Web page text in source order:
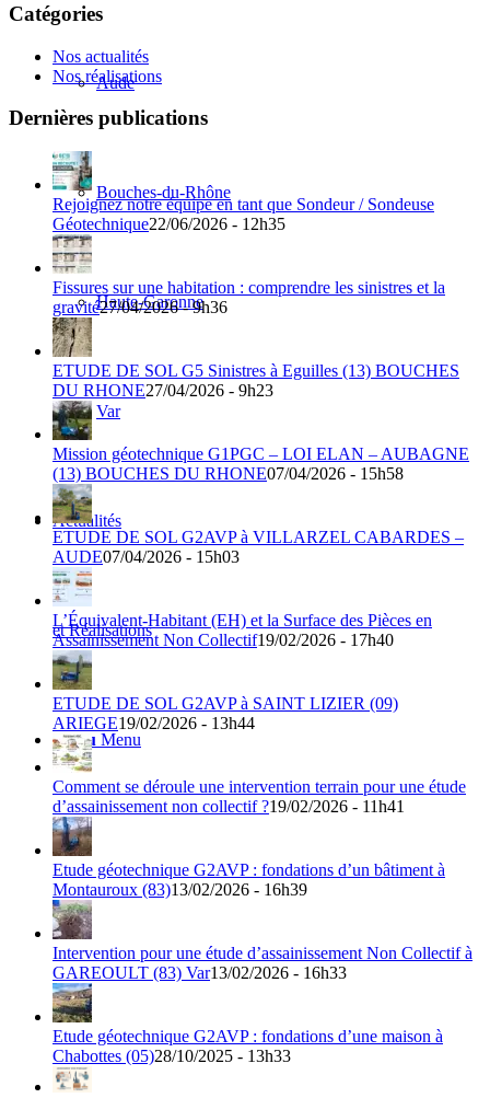
Aude
Bouches-du-Rhône
Haute-Garonne
Var
Actualités
et Réalisations
Menu Menu
Catégories
Nos actualités
Nos réalisations
Dernières publications
Rejoignez notre équipe en tant que Sondeur / Sondeuse
Géotechnique22/06/2026 - 12h35
Fissures sur une habitation : comprendre les sinistres et la
gravité27/04/2026 - 9h36
ETUDE DE SOL G5 Sinistres à Eguilles (13) BOUCHES
DU RHONE27/04/2026 - 9h23
Mission géotechnique G1PGC – LOI ELAN – AUBAGNE
(13) BOUCHES DU RHONE07/04/2026 - 15h58
ETUDE DE SOL G2AVP à VILLARZEL CABARDES –
AUDE07/04/2026 - 15h03
L’Équivalent-Habitant (EH) et la Surface des Pièces en
Assainissement Non Collectif19/02/2026 - 17h40
ETUDE DE SOL G2AVP à SAINT LIZIER (09)
ARIEGE19/02/2026 - 13h44
Comment se déroule une intervention terrain pour une étude
d’assainissement non collectif ?19/02/2026 - 11h41
Etude géotechnique G2AVP : fondations d’un bâtiment à
Montauroux (83)13/02/2026 - 16h39
Intervention pour une étude d’assainissement Non Collectif à
GAREOULT (83) Var13/02/2026 - 16h33
Etude géotechnique G2AVP : fondations d’une maison à
Chabottes (05)28/10/2025 - 13h33